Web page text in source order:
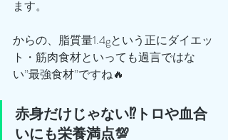
ます。
からの、脂質量1.4gという正にダイエッ
ト・筋肉食材といっても過言ではな
い”最強食材”ですね🔥
赤身だけじゃない⁉︎トロや血合
いにも栄養満点💯